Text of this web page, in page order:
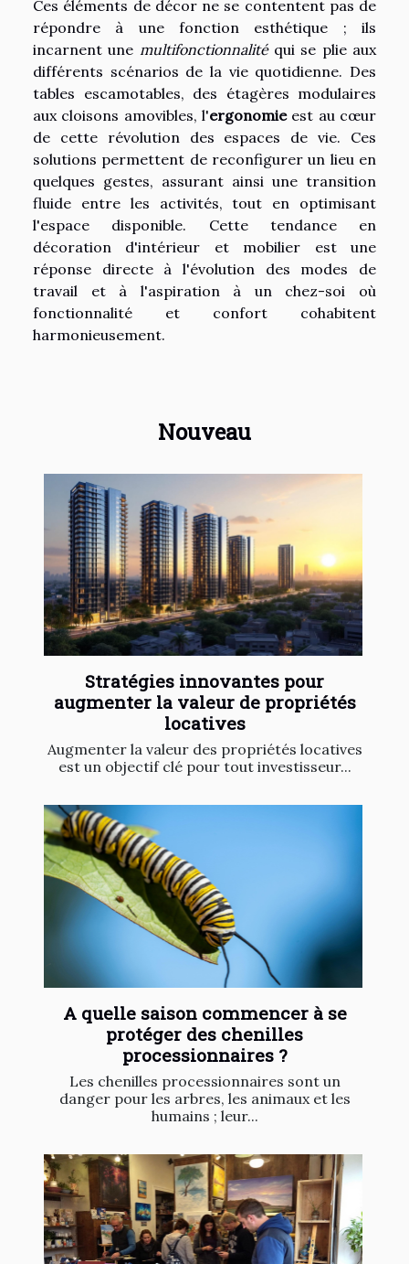
Ces éléments de décor ne se contentent pas de
répondre à une fonction esthétique ; ils
incarnent une multifonctionnalitéqui se plie aux
différents scénarios de la vie quotidienne. Des
tables escamotables, des étagères modulaires
aux cloisons amovibles, l'ergonomieest au cœur
de cette révolution des espaces de vie. Ces
solutions permettent de reconfigurer un lieu en
quelques gestes, assurant ainsi une transition
fluide entre les activités, tout en optimisant
l'espace disponible. Cette tendance en
décoration d'intérieur et mobilier est une
réponse directe à l'évolution des modes de
travail et à l'aspiration à un chez-soi où
fonctionnalité et confort cohabitent
harmonieusement.
Nouveau
Stratégies innovantes pour
augmenter la valeur de propriétés
locatives
Augmenter la valeur des propriétés locatives
est un objectif clé pour tout investisseur...
A quelle saison commencer à se
protéger des chenilles
processionnaires ?
Les chenilles processionnaires sont un
danger pour les arbres, les animaux et les
humains ; leur...